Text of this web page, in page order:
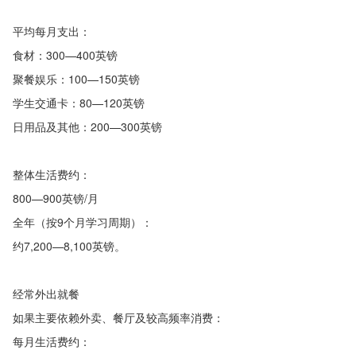
平均每月支出：
食材：300—400英镑
聚餐娱乐：100—150英镑
学生交通卡：80—120英镑
日用品及其他：200—300英镑
整体生活费约：
800—900英镑/月
全年（按9个月学习周期）：
约7,200—8,100英镑。
经常外出就餐
如果主要依赖外卖、餐厅及较高频率消费：
每月生活费约：